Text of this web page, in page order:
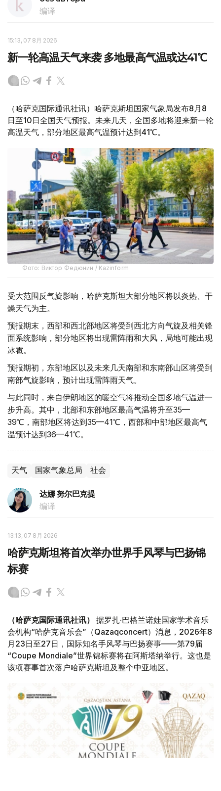
编译
15:13, 07 8月 2026
新一轮高温天气来袭 多地最高气温或达41℃
（哈萨克国际通讯社讯）哈萨克斯坦国家气象局发布8月8
日至10日全国天气预报。未来几天，全国多地将迎来新一轮
高温天气，部分地区最高气温预计达到41℃。
Фото: Виктор Федюнин / Kazinform
受大范围反气旋影响，哈萨克斯坦大部分地区将以炎热、干
燥天气为主。
预报期末，西部和西北部地区将受到西北方向气旋及相关锋
面系统影响，部分地区将出现雷阵雨和大风，局地可能出现
冰雹。
预报期初，东部地区以及未来几天南部和东南部山区将受到
南部气旋影响，预计出现雷阵雨天气。
与此同时，来自伊朗地区的暖空气将推动全国多地气温进一
步升高。其中，北部和东部地区最高气温将升至35—
39℃，南部地区将达到35—41℃，西部和中部地区最高气
温预计达到36—41℃。
天气 国家气象总局 社会
达娜 努尔巴克提
编译
13:13, 07 8月 2026
哈萨克斯坦将首次举办世界手风琴与巴扬锦
标赛
（哈萨克国际通讯社讯）
据罗扎·巴格兰诺娃国家学术音乐
会机构“哈萨克音乐会”（Qazaqconcert）消息，2026年8
月23日至27日，国际知名手风琴与巴扬赛事——第79届
“Coupe Mondiale”世界锦标赛将在阿斯塔纳举行。这也是
该项赛事首次落户哈萨克斯坦及整个中亚地区。